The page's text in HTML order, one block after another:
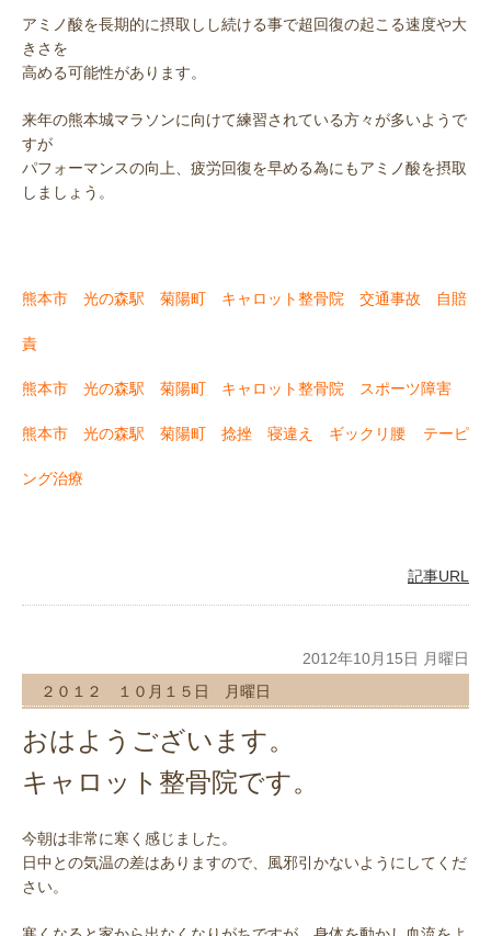
アミノ酸を長期的に摂取しし続ける事で超回復の起こる速度や大
きさを
高める可能性があります。
来年の熊本城マラソンに向けて練習されている方々が多いようで
すが
パフォーマンスの向上、疲労回復を早める為にもアミノ酸を摂取
しましょう。
熊本市 光の森駅 菊陽町 キャロット整骨院 交通事故 自賠
責
熊本市 光の森駅 菊陽町 キャロット整骨院 スポーツ障害
熊本市 光の森駅 菊陽町 捻挫 寝違え ギックリ腰 テーピ
ング治療
記事URL
2012年10月15日 月曜日
２０１２ １０月１５日 月曜日
おはようございます。
キャロット整骨院です。
今朝は非常に寒く感じました。
日中との気温の差はありますので、風邪引かないようにしてくだ
さい。